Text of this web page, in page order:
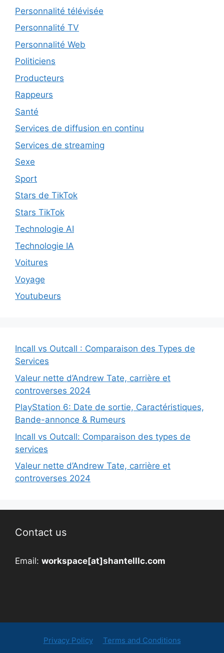
Personnalité télévisée
Personnalité TV
Personnalité Web
Politiciens
Producteurs
Rappeurs
Santé
Services de diffusion en continu
Services de streaming
Sexe
Sport
Stars de TikTok
Stars TikTok
Technologie AI
Technologie IA
Voitures
Voyage
Youtubeurs
Incall vs Outcall : Comparaison des Types de
Services
Valeur nette d’Andrew Tate, carrière et
controverses 2024
PlayStation 6: Date de sortie, Caractéristiques,
Bande-annonce & Rumeurs
Incall vs Outcall: Comparaison des types de
services
Valeur nette d’Andrew Tate, carrière et
controverses 2024
Contact us
Email: workspace[at]shantelllc.com
Privacy Policy
Terms and Conditions